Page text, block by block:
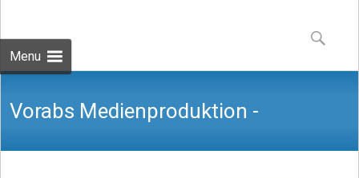
Menu
to
content
Suchen
nach:
Vorabs Medienproduktion -